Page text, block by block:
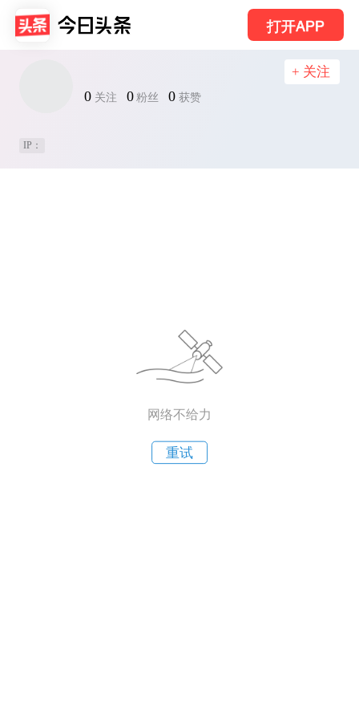
打开APP
0 关注 0 粉丝 0 获赞
+ 关注
IP：
网络不给力
重试